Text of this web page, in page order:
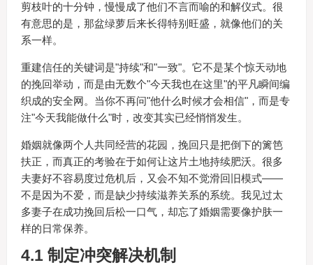
剪枝叶的十分钟，慢慢成了他们不言而喻的和解仪式。很
有意思的是，那盆绿萝后来长得特别旺盛，就像他们的关
系一样。
重建信任的关键词是"持续"和"一致"。它不是某个惊天动地
的挽回举动，而是由无数个"今天我也在这里"的平凡瞬间编
织成的安全网。当你不再问"他什么时候才会相信"，而是专
注"今天我能做什么"时，改变其实已经悄悄发生。
婚姻就像两个人共同经营的花园，挽回只是把倒下的篱笆
扶正，而真正的考验在于如何让这片土地持续肥沃。很多
夫妻好不容易度过危机后，又会不知不觉滑回旧模式——
不是因为不爱，而是缺少持续滋养关系的系统。我见过太
多妻子在成功挽回后松一口气，却忘了婚姻需要像护肤一
样的日常保养。
4.1 制定冲突解决机制